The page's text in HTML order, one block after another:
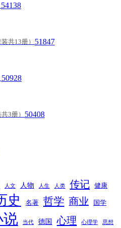
54138
共13册） 51847
50928
3册） 50408
人文 人物 人生 人类 传记 健康
史 名著 哲学 商业 国学
说 当代 德国 心理 心理学 思想